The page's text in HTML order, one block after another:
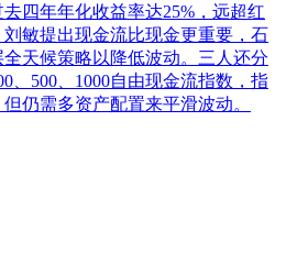
四年年化收益率达25%，远超红
敏提出现金流比现金更重要，石
天候策略以降低波动。三人还分
、500、1000自由现金流指数，指
仍需多资产配置来平滑波动。